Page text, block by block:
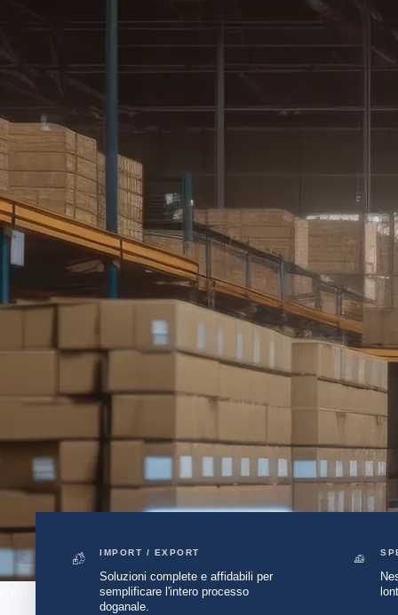
IMPORT / EXPORT
Soluzioni complete e affidabili per
semplificare l'intero processo
doganale.
Perché sceglierci